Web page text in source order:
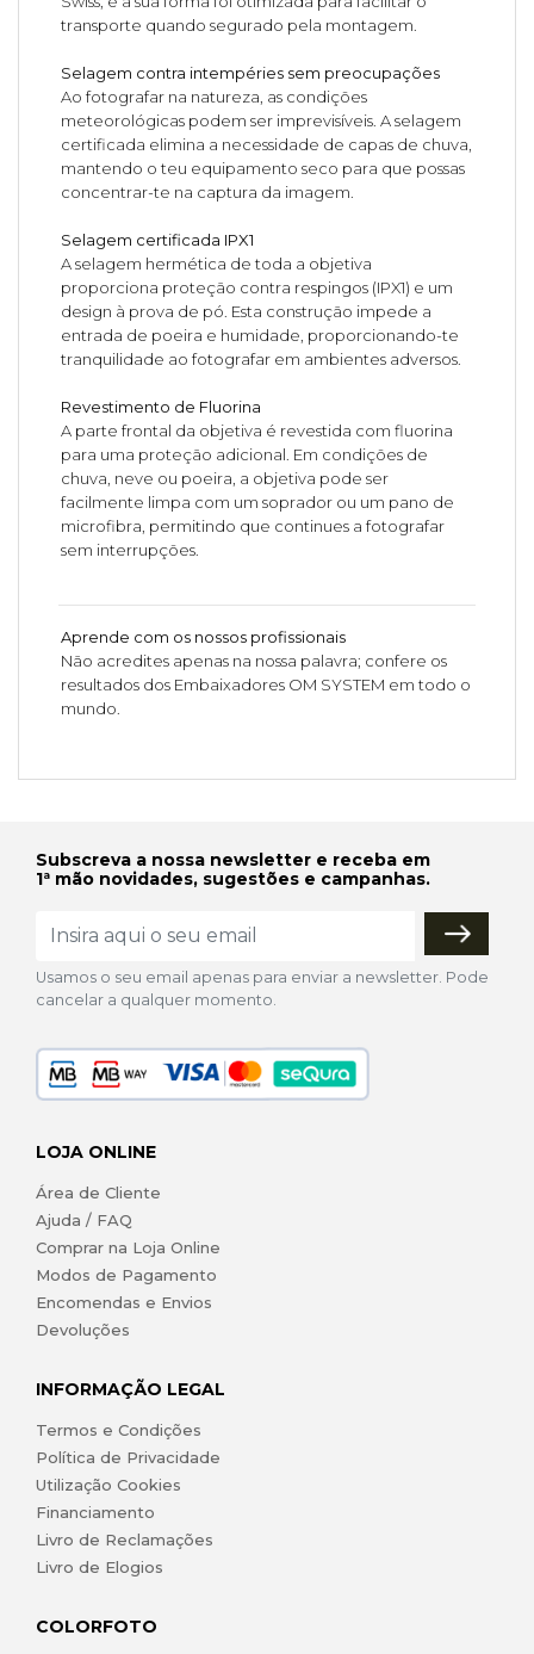
transporte quando segurado pela montagem.
Selagem contra intempéries sem preocupações
Ao fotografar na natureza, as condições
meteorológicas podem ser imprevisíveis. A selagem
certificada elimina a necessidade de capas de chuva,
mantendo o teu equipamento seco para que possas
concentrar-te na captura da imagem.
Selagem certificada IPX1
A selagem hermética de toda a objetiva
proporciona proteção contra respingos (IPX1) e um
design à prova de pó. Esta construção impede a
entrada de poeira e humidade, proporcionando-te
tranquilidade ao fotografar em ambientes adversos.
Revestimento de Fluorina
A parte frontal da objetiva é revestida com fluorina
para uma proteção adicional. Em condições de
chuva, neve ou poeira, a objetiva pode ser
facilmente limpa com um soprador ou um pano de
microfibra, permitindo que continues a fotografar
sem interrupções.
Aprende com os nossos profissionais
Não acredites apenas na nossa palavra; confere os
resultados dos Embaixadores OM SYSTEM em todo o
mundo.
Subscreva a nossa newsletter e receba em
1ª mão novidades, sugestões e campanhas.
Usamos o seu email apenas para enviar a newsletter. Pode
cancelar a qualquer momento.
LOJA ONLINE
Área de Cliente
Ajuda / FAQ
Comprar na Loja Online
Modos de Pagamento
Encomendas e Envios
Devoluções
INFORMAÇÃO LEGAL
Termos e Condições
Política de Privacidade
Utilização Cookies
Financiamento
Livro de Reclamações
Livro de Elogios
COLORFOTO